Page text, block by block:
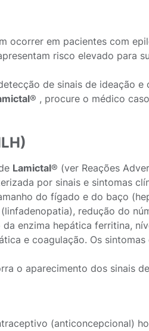
ocorrer em pacientes com
risco elevado para
de sinais de ideação e
® , procure o médico
Lamictal® (ver Reações
por sinais e sintomas
do fígado e do baço
redução do
enzima hepática ferritina,
e coagulação. Os
o aparecimento dos sinais
(anticoncepcional)